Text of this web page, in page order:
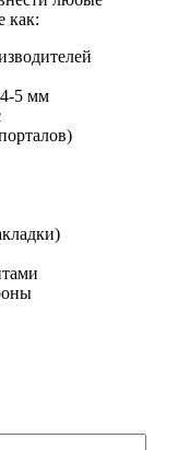
как:
5 мм